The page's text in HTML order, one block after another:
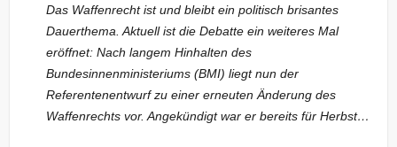
Das Waffenrecht ist und bleibt ein politisch brisantes
Dauerthema. Aktuell ist die Debatte ein weiteres Mal
eröffnet: Nach langem Hinhalten des
Bundesinnenministeriums (BMI) liegt nun der
Referentenentwurf zu einer erneuten Änderung des
Waffenrechts vor. Angekündigt war er bereits für Herbst…